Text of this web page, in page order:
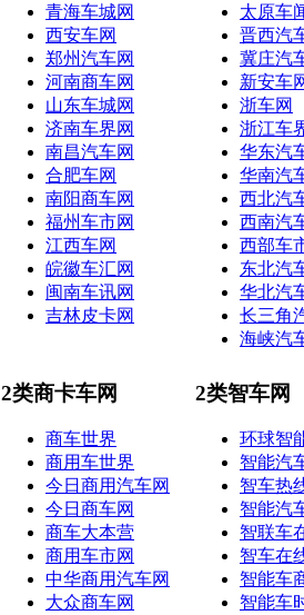
青海车城网
西安车网
郑州汽车网
河南商车网
山东车城网
济南车界网
南昌汽车网
合肥车网
南阳商车网
福州车市网
江西车网
皖徽车汇网
闽南车讯网
吉林皮卡网
太原车
晋西汽
冀庄汽
新安车
浙车网
浙江车
华东汽
华南汽
西北汽
西南汽
西部车
东北汽
华北汽
长三角
海峡汽
2类商卡车网
商车世界
商用车世界
今日商用汽车网
今日商车网
商车大本营
商用车市网
中华商用汽车网
大众商车网
2类智车网
环球智
智能汽
智车热
智能汽
智联车
智车在
智能车
智能车